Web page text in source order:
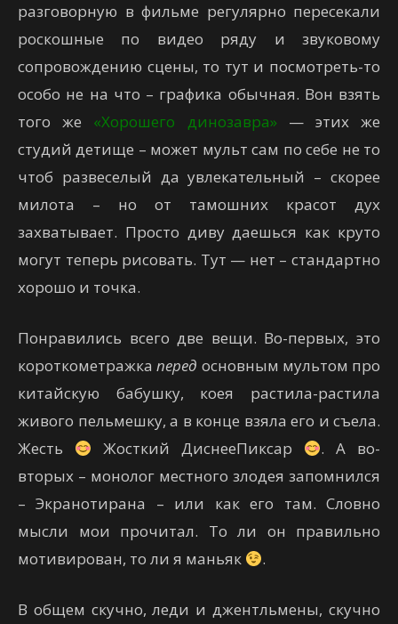
разговорную в фильме регулярно пересекали
роскошные по видео ряду и звуковому
сопровождению сцены, то тут и посмотреть-то
особо не на что – графика обычная. Вон взять
того же «Хорошего динозавра»— этих же
студий детище – может мульт сам по себе не то
чтоб развеселый да увлекательный – скорее
милота – но от тамошних красот дух
захватывает. Просто диву даешься как круто
могут теперь рисовать. Тут — нет – стандартно
хорошо и точка.
Понравились всего две вещи. Во-первых, это
короткометражкаперед основным мультом про
китайскую бабушку, коея растила-растила
живого пельмешку, а в конце взяла его и съела.
Жесть
Жосткий ДиснееПиксар
. А во-
вторых – монолог местного злодея запомнился
– Экранотирана – или как его там. Словно
мысли мои прочитал. То ли он правильно
мотивирован, то ли я маньяк
.
В общем скучно, леди и джентльмены, скучно